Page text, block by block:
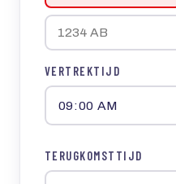
VERTREKTIJD
TERUGKOMSTTIJD